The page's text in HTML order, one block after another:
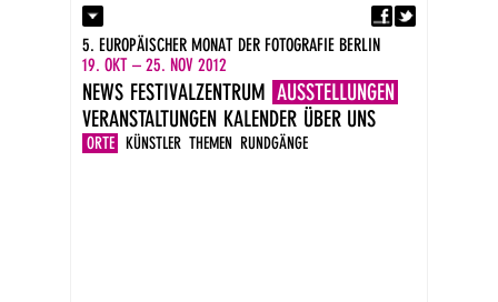
Kontakt
Presse
Newsletter
Impressum
DE
EN
5. EUROPÄISCHER MONAT DER FOTOGRAFIE BERLIN
19. OKT – 25. NOV 2012
NEWS FESTIVALZENTRUM AUSSTELLUNGEN
ORTE KÜNSTLER THEMEN RUNDGÄNGE
VERANSTALTUNGEN KALENDER ÜBER UNS